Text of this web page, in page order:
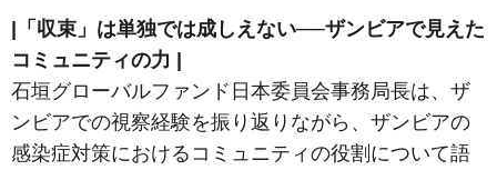
|「収束」は単独では成しえない──ザンビアで見えた
コミュニティの力 |
石垣グローバルファンド日本委員会事務局長は、ザ
ンビアでの視察経験を振り返りながら、ザンビアの
感染症対策におけるコミュニティの役割について語